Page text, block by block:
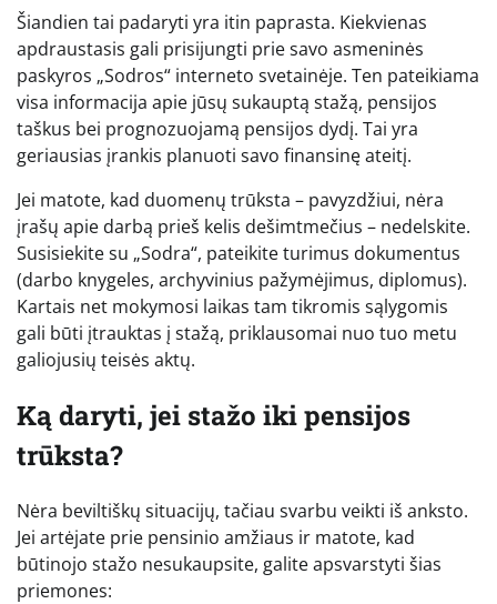
Šiandien tai padaryti yra itin paprasta. Kiekvienas
apdraustasis gali prisijungti prie savo asmeninės
paskyros „Sodros“ interneto svetainėje. Ten pateikiama
visa informacija apie jūsų sukauptą stažą, pensijos
taškus bei prognozuojamą pensijos dydį. Tai yra
geriausias įrankis planuoti savo finansinę ateitį.
Jei matote, kad duomenų trūksta – pavyzdžiui, nėra
įrašų apie darbą prieš kelis dešimtmečius – nedelskite.
Susisiekite su „Sodra“, pateikite turimus dokumentus
(darbo knygeles, archyvinius pažymėjimus, diplomus).
Kartais net mokymosi laikas tam tikromis sąlygomis
gali būti įtrauktas į stažą, priklausomai nuo tuo metu
galiojusių teisės aktų.
Ką daryti, jei stažo iki pensijos
trūksta?
Nėra beviltiškų situacijų, tačiau svarbu veikti iš anksto.
Jei artėjate prie pensinio amžiaus ir matote, kad
būtinojo stažo nesukaupsite, galite apsvarstyti šias
priemones: